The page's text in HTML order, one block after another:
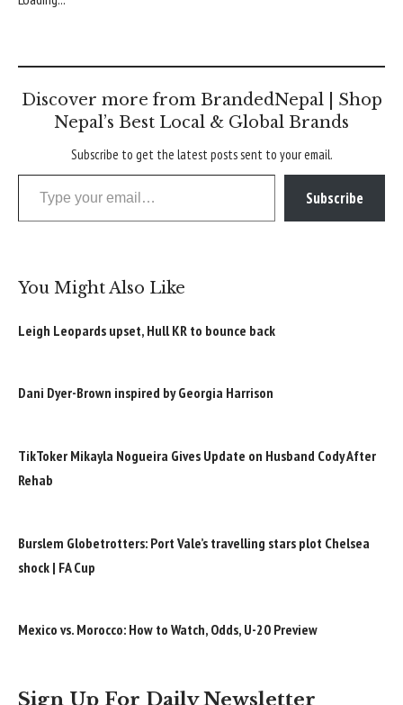
Discover more from BrandedNepal | Shop
Nepal’s Best Local & Global Brands
Subscribe to get the latest posts sent to your email.
Type your email…
Subscribe
You Might Also Like
Leigh Leopards upset, Hull KR to bounce back
Dani Dyer-Brown inspired by Georgia Harrison
TikToker Mikayla Nogueira Gives Update on Husband Cody After
Rehab
Burslem Globetrotters: Port Vale’s travelling stars plot Chelsea
shock | FA Cup
Mexico vs. Morocco: How to Watch, Odds, U-20 Preview
Sign Up For Daily Newsletter